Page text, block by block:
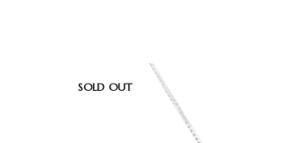
SOLD OUT